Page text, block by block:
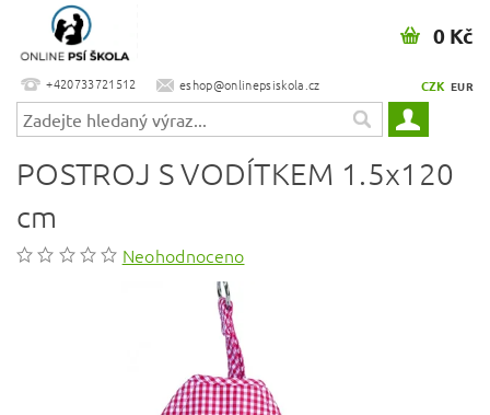
+420733721512 eshop@onlinepsiskola.cz CZK EUR
0 Kč
POSTROJ S VODÍTKEM 1.5x120
cm
Neohodnoceno